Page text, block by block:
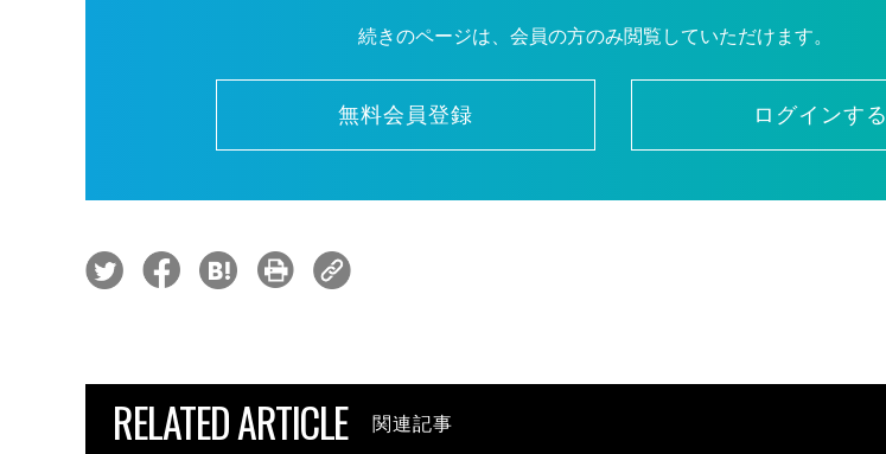
続きのページは、会員の方のみ閲覧していただけます。
無料会員登録 ログインする
RELATED ARTICLE 関連記事